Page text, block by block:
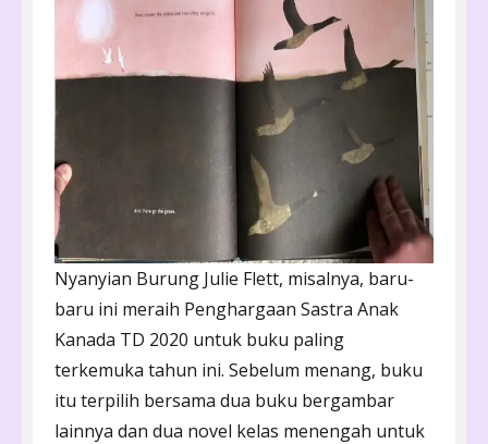
Nyanyian Burung Julie Flett, misalnya, baru-
baru ini meraih Penghargaan Sastra Anak
Kanada TD 2020 untuk buku paling
terkemuka tahun ini. Sebelum menang, buku
itu terpilih bersama dua buku bergambar
lainnya dan dua novel kelas menengah untuk